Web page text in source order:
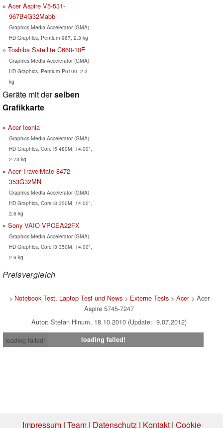
Acer Aspire V5-531-
967B4G32Mabb
Graphics Media Accelerator (GMA)
HD Graphics, Pentium 967, 2.3 kg
Toshiba Satellite C660-10E
Graphics Media Accelerator (GMA)
HD Graphics, Pentium P6100, 2.3
kg
Geräte mit derselben
Grafikkarte
Acer Iconia
Graphics Media Accelerator (GMA)
HD Graphics, Core i5 480M, 14.00",
2.73 kg
Acer TravelMate 8472-
353G32MN
Graphics Media Accelerator (GMA)
HD Graphics, Core i3 350M, 14.00",
2.6 kg
Sony VAIO VPCEA22FX
Graphics Media Accelerator (GMA)
HD Graphics, Core i3 350M, 14.00",
2.6 kg
Preisvergleich
> Notebook Test, Laptop Test und News> Externe Tests> Acer> Acer
Aspire 5745-7247
Autor: Stefan Hinum, 18.10.2010 (Update: 9.07.2012)
loading failed!
loading failed!
Impressum| Team| Datenschutz| Kontakt| Cookie